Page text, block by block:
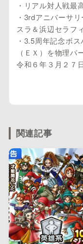
・リアル対人戦最
・3rdアニバーサ
スラ＆浜辺セラフ
・3.5周年記念ボ
（ＥＸ）を物理パ
令和６年３月２７
関連記事